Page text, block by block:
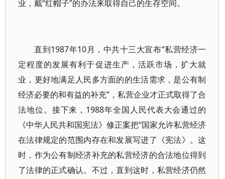
业，戴“红帽子”的办法来取得自己的生存空间。
直到1987年10月，中共十三大宣布“私营经济一
定程度的发展有利于促进生产，活跃市场，扩大就
业，更好地满足人民多方面的的生活需求，是公有制
经济必要的和有益的补充”，私营企业才正式取得了合
法地位。接下来，1988年全国人民代表大会通过的
《中华人民共和国宪法》修正案把“国家允许私营经济
在法律规定的范围内存在和发展写进了《宪法》。这
时，作为公有制经济补充的私营经济的合法地位得到
了法律的正式确认。不过，直到这时，私营经济仍然